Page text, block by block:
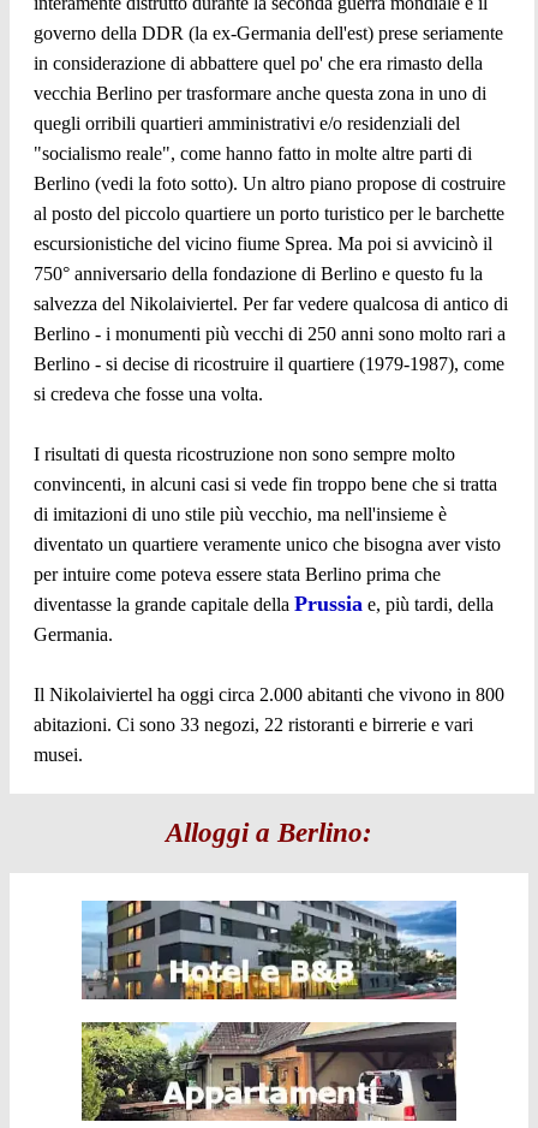
governo della DDR (la ex-Germania dell'est) prese seriamente
in considerazione di abbattere quel po' che era rimasto della
vecchia Berlino per trasformare anche questa zona in uno di
quegli orribili quartieri amministrativi e/o residenziali del
"socialismo reale", come hanno fatto in molte altre parti di
Berlino (vedi la foto sotto). Un altro piano propose di costruire
al posto del piccolo quartiere un porto turistico per le barchette
escursionistiche del vicino fiume Sprea. Ma poi si avvicinò il
750° anniversario della fondazione di Berlino e questo fu la
salvezza del Nikolaiviertel. Per far vedere qualcosa di antico di
Berlino - i monumenti più vecchi di 250 anni sono molto rari a
Berlino - si decise di ricostruire il quartiere (1979-1987), come
si credeva che fosse una volta.
I risultati di questa ricostruzione non sono sempre molto
convincenti, in alcuni casi si vede fin troppo bene che si tratta
di imitazioni di uno stile più vecchio, ma nell'insieme è
diventato un quartiere veramente unico che bisogna aver visto
per intuire come poteva essere stata Berlino prima che
diventasse la grande capitale della Prussia e, più tardi, della
Germania.
Il Nikolaiviertel ha oggi circa 2.000 abitanti che vivono in 800
abitazioni. Ci sono 33 negozi, 22 ristoranti e birrerie e vari
musei.
Alloggi a Berlino: